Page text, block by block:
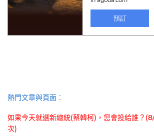
熱門文章與頁面︰
如果今天就選新總統(蔡韓柯)，您會投給誰？
次)